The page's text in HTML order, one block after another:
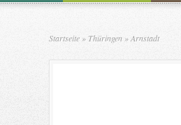
Startseite » Thüringen »Arnstadt